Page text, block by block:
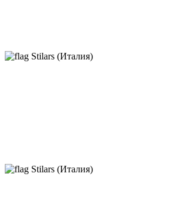
Stilars (Италия)
Stilars (Италия)